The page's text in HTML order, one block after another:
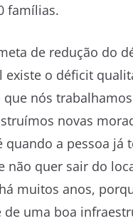
famílias.
de redução do
existe o déficit
nós trabalhamos
novas
quando a pessoa já
não quer sair do
muitos anos,
de uma boa